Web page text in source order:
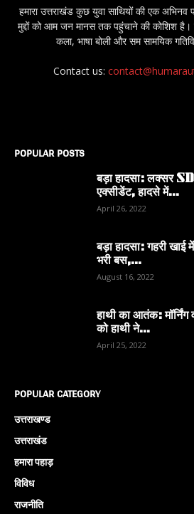
हमारा उत्तराखंड कुछ युवा साथियों की एक
मुद्दों को आम जन मानस तक पहुंचाने की कोशिश है।
कला, भाषा बोली और सम सामयिक
Contact us:
POPULAR POSTS
बड़ा हादसा: लक्सर
एक्सीडेंट, हादसे में...
April 26, 2022
बड़ा हादसा: गहरी
भरी बस,...
August 16, 2022
हाथी का आतंक:
को हाथी ने...
April 25, 2022
POPULAR CATEGORY
उत्तराखण्ड
उत्तराखंड
हमारा पहाड़
विविध
राजनीति